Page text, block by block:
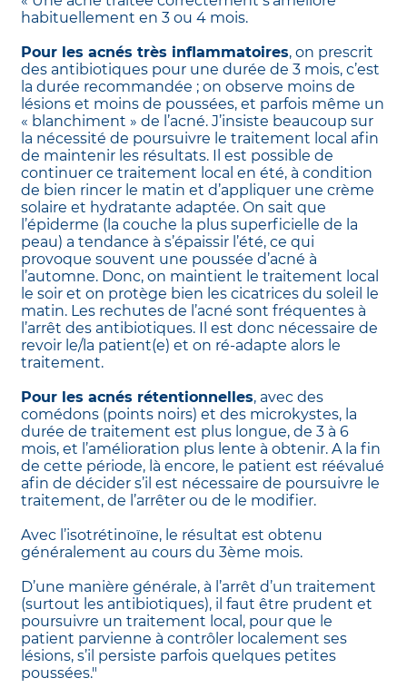
habituellement en 3 ou 4 mois.
Pour les acnés très inflammatoires, on prescrit
des antibiotiques pour une durée de 3 mois, c’est
la durée recommandée ; on observe moins de
lésions et moins de poussées, et parfois même un
« blanchiment » de l’acné. J’insiste beaucoup sur
la nécessité de poursuivre le traitement local afin
de maintenir les résultats. Il est possible de
continuer ce traitement local en été, à condition
de bien rincer le matin et d’appliquer une crème
solaire et hydratante adaptée. On sait que
l’épiderme (la couche la plus superficielle de la
peau) a tendance à s’épaissir l’été, ce qui
provoque souvent une poussée d’acné à
l’automne. Donc, on maintient le traitement local
le soir et on protège bien les cicatrices du soleil le
matin. Les rechutes de l’acné sont fréquentes à
l’arrêt des antibiotiques. Il est donc nécessaire de
revoir le/la patient(e) et on ré-adapte alors le
traitement.
Pour les acnés rétentionnelles, avec des
comédons (points noirs) et des microkystes, la
durée de traitement est plus longue, de 3 à 6
mois, et l’amélioration plus lente à obtenir. A la fin
de cette période, là encore, le patient est réévalué
afin de décider s’il est nécessaire de poursuivre le
traitement, de l’arrêter ou de le modifier.
Avec l’isotrétinoïne, le résultat est obtenu
généralement au cours du 3ème mois.
D’une manière générale, à l’arrêt d’un traitement
(surtout les antibiotiques), il faut être prudent et
poursuivre un traitement local, pour que le
patient parvienne à contrôler localement ses
lésions, s’il persiste parfois quelques petites
poussées."